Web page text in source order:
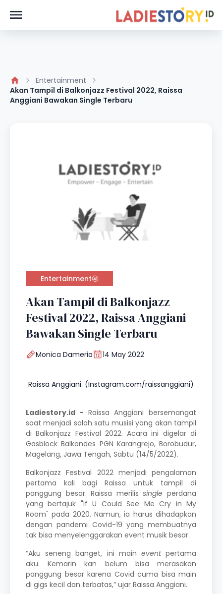
Entertainment
Akan Tampil di Balkonjazz Festival 2022, Raissa
Anggiani Bawakan Single Terbaru
Entertainment
Akan Tampil di Balkonjazz
Festival 2022, Raissa Anggiani
Bawakan Single Terbaru
Monica Dameria 14 May 2022
Raissa Anggiani. (Instagram.com/raissanggiani)
Ladiestory.id - Raissa Anggiani bersemangat
saat menjadi salah satu musisi yang akan tampil
di Balkonjazz Festival 2022. Acara ini digelar di
Gasblock Balkondes PGN Karangrejo, Borobudur,
Magelang, Jawa Tengah, Sabtu (14/5/2022).
Balkonjazz Festival 2022 menjadi pengalaman
pertama kali bagi Raissa untuk tampil di
panggung besar. Raissa merilissingle perdana
yang bertajuk "If U Could See Me Cry in My
Room" pada 2020. Namun, ia harus dihadapkan
dengan pandemi Covid-19 yang membuatnya
tak bisa menyelenggarakan event musik besar.
“Aku seneng banget, ini main eventpertama
aku. Kemarin kan belum bisa merasakan
panggung besar karena Covid cuma bisa main
di gigs kecil dan terbatas,” ujar Raissa Anggiani.